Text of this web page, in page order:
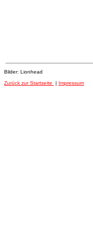
Bilder: Lionhead
Zurück zur Startseite
| Impressum